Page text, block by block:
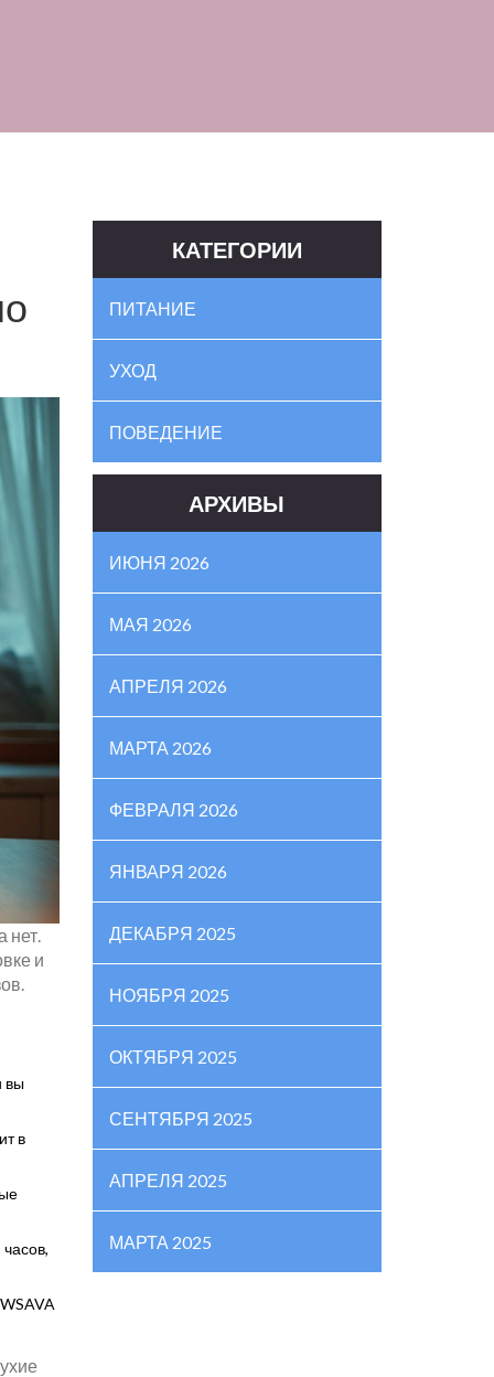
нет.
и
вы
в
КАТЕГОРИИ
ПИТАНИЕ
УХОД
ПОВЕДЕНИЕ
АРХИВЫ
ИЮНЯ 2026
МАЯ 2026
АПРЕЛЯ 2026
МАРТА 2026
ФЕВРАЛЯ 2026
ЯНВАРЯ 2026
ДЕКАБРЯ 2025
НОЯБРЯ 2025
ОКТЯБРЯ 2025
СЕНТЯБРЯ 2025
АПРЕЛЯ 2025
МАРТА 2025